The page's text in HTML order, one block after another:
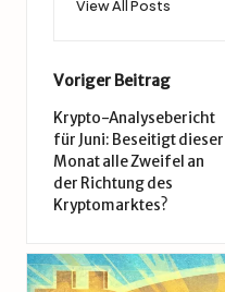
View All Posts
Post
navigation
Voriger Beitrag
Krypto-Analysebericht
für Juni: Beseitigt dieser
Monat alle Zweifel an
der Richtung des
Kryptomarktes?